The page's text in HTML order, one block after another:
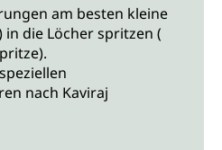
am besten kleine
in die Löcher spritzen (
nach Kaviraj